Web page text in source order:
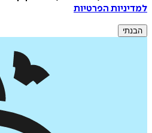
למדיניות הפרטיות
הבנתי